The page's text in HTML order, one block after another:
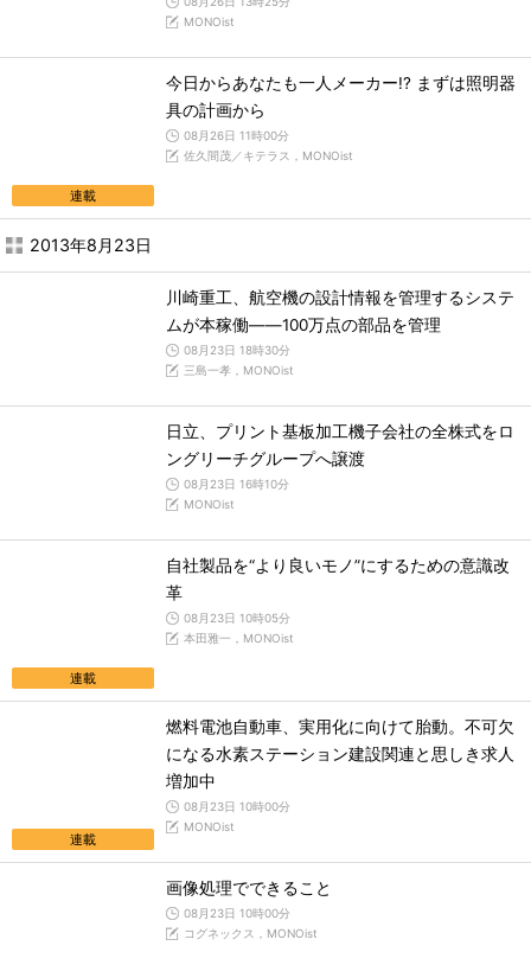
MONOist
連載
今日からあなたも一人メーカー!? まずは照明器
具の計画から
08月26日 11時00分
佐久間茂／キテラス，MONOist
2013年8月23日
川崎重工、航空機の設計情報を管理するシステ
ムが本稼働――100万点の部品を管理
08月23日 18時30分
三島一孝，MONOist
日立、プリント基板加工機子会社の全株式をロ
ングリーチグループへ譲渡
08月23日 16時10分
MONOist
連載
自社製品を“より良いモノ”にするための意識改
革
08月23日 10時05分
本田雅一，MONOist
連載
燃料電池自動車、実用化に向けて胎動。不可欠
になる水素ステーション建設関連と思しき求人
増加中
08月23日 10時00分
MONOist
画像処理でできること
08月23日 10時00分
コグネックス，MONOist